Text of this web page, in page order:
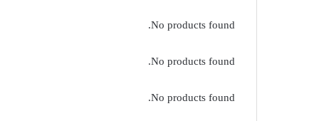
No products found.
No products found.
No products found.